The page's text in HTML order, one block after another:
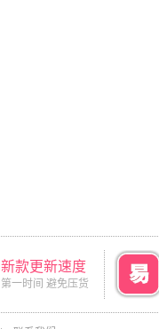
新款更新速度
第一时间 避免压货